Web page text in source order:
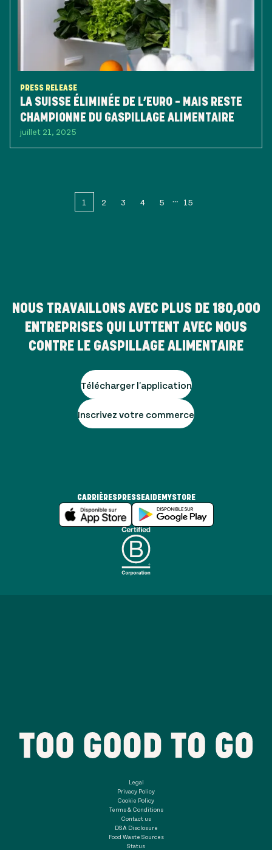
PRESS RELEASE
LA SUISSE ÉLIMINÉE DE L’EURO – MAIS RESTE
CHAMPIONNE DU GASPILLAGE ALIMENTAIRE
juillet 21, 2025
1 2 3 4 5 15
NOUS TRAVAILLONS AVEC PLUS DE 180,000
ENTREPRISES QUI LUTTENT AVEC NOUS
CONTRE LE GASPILLAGE ALIMENTAIRE
Télécharger l'application
Inscrivez votre commerce
CARRIÈRESPRESSEAIDEMYSTORE
Legal
Privacy Policy
Cookie Policy
Terms & Conditions
Contact us
DSA Disclosure
Food Waste Sources
Status